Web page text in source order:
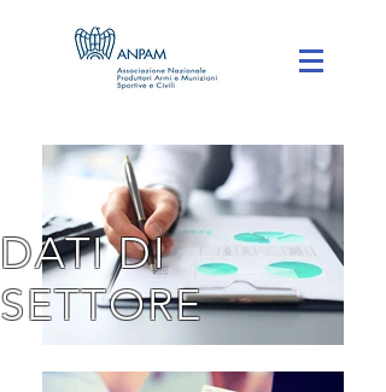
DATI DI
SETTORE